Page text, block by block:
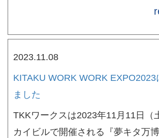
2023.11.08
KITAKU WORK WORK EXPO2023
ました
TKKワークスは2023年11月11日（
カイビルで開催される『夢キタ万